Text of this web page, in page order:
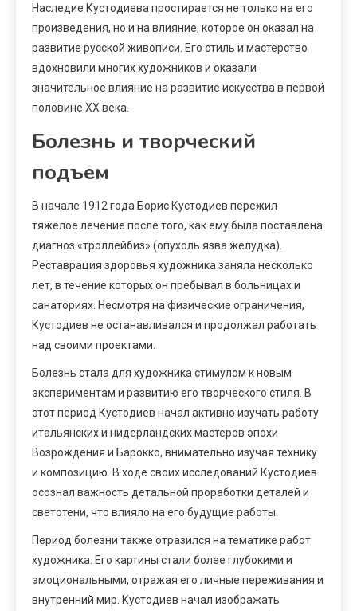
Наследие Кустодиева простирается не только на его
произведения, но и на влияние, которое он оказал на
развитие русской живописи. Его стиль и мастерство
вдохновили многих художников и оказали
значительное влияние на развитие искусства в первой
половине ХХ века.
Болезнь и творческий
подъем
В начале 1912 года Борис Кустодиев пережил
тяжелое лечение после того, как ему была поставлена
диагноз «троллейбиз» (опухоль язва желудка).
Реставрация здоровья художника заняла несколько
лет, в течение которых он пребывал в больницах и
санаториях. Несмотря на физические ограничения,
Кустодиев не останавливался и продолжал работать
над своими проектами.
Болезнь стала для художника стимулом к новым
экспериментам и развитию его творческого стиля. В
этот период Кустодиев начал активно изучать работу
итальянских и нидерландских мастеров эпохи
Возрождения и Барокко, внимательно изучая технику
и композицию. В ходе своих исследований Кустодиев
осознал важность детальной проработки деталей и
светотени, что влияло на его будущие работы.
Период болезни также отразился на тематике работ
художника. Его картины стали более глубокими и
эмоциональными, отражая его личные переживания и
внутренний мир. Кустодиев начал изображать